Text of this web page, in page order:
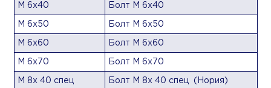
М 6х40 Болт М 6х40
М 6х50 Болт М 6х50
М 6х60 Болт М 6х60
М 6х70 Болт М 6х70
М 8х 40 спец Болт М 8х 40 спец (Нория)